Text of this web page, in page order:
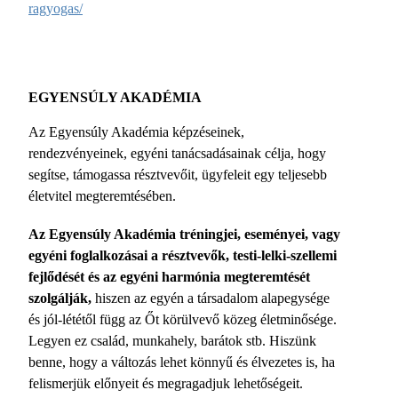
ragyogas/
EGYENSÚLY AKADÉMIA
Az Egyensúly Akadémia képzéseinek,
rendezvényeinek, egyéni tanácsadásainak célja, hogy
segítse, támogassa résztvevőit, ügyfeleit egy teljesebb
életvitel megteremtésében.
Az Egyensúly Akadémia tréningjei, eseményei, vagy
egyéni foglalkozásai a résztvevők, testi-lelki-szellemi
fejlődését és az egyéni harmónia megteremtését
szolgálják, hiszen az egyén a társadalom alapegysége
és jól-lététől függ az Őt körülvevő közeg életminősége.
Legyen ez család, munkahely, barátok stb. Hiszünk
benne, hogy a változás lehet könnyű és élvezetes is, ha
felismerjük előnyeit és megragadjuk lehetőségeit.